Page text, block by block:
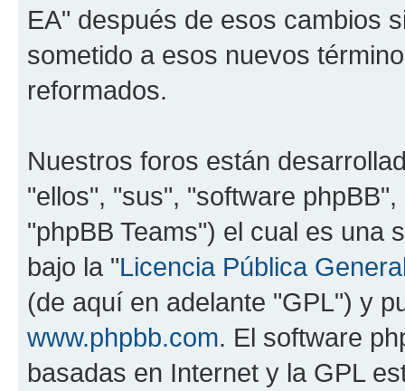
EA" después de esos cambios
sometido a esos nuevos
reformados.
Nuestros foros están
"ellos", "sus", "software
"phpBB Teams") el cual es una
bajo la "Licencia Pública
(de aquí en adelante "GPL") y
www.phpbb.com. El software
basadas en Internet y la GPL